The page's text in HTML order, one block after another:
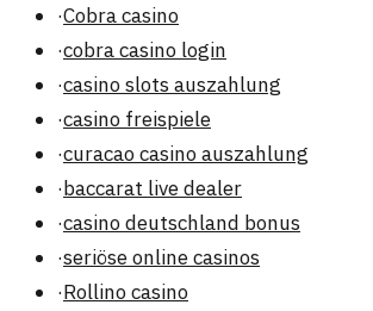
·Cobra casino
·cobra casino login
·casino slots auszahlung
·casino freispiele
·curacao casino auszahlung
·baccarat live dealer
·casino deutschland bonus
·seriöse online casinos
·Rollino casino